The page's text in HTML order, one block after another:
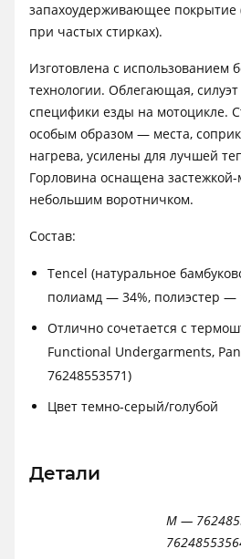
запахоудерживающее покрытие
при частых стирках).
Изготовлена с использованием
технологии. Облегающая,
специфики езды на мотоцикле.
особым образом — места,
нагрева, усилены для лучшей
Горловина оснащена
небольшим воротничком.
Состав:
Tencel (натуральное
полиамд — 34%, полиэстер —
Отлично сочетается с
Functional Undergarments,
76248553571)
Цвет темно-серый/голубой
Детали
M —